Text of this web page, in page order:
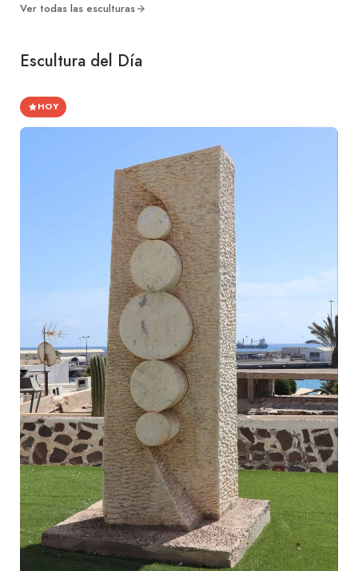
Ver todas las esculturas
Escultura del Día
HOY